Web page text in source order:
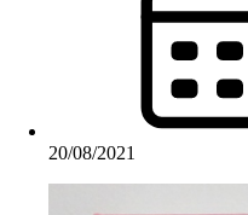
20/08/2021